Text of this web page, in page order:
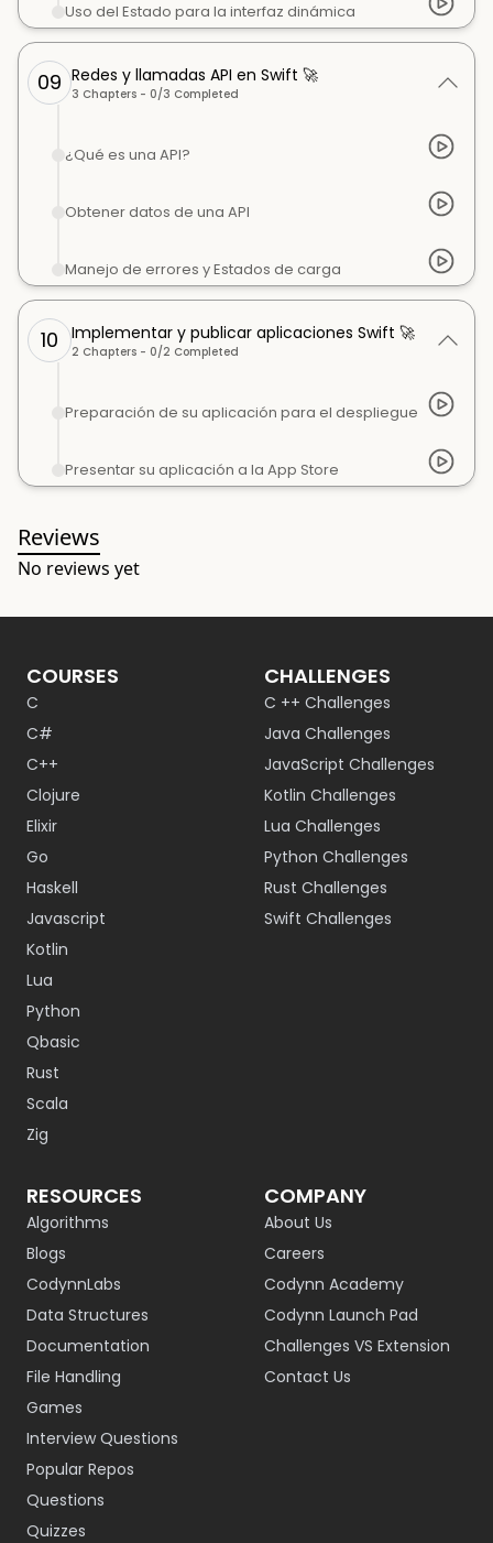
Uso del Estado para la interfaz dinámica
09 Redes y llamadas API en Swift 🚀
3 Chapters - 0/3 Completed
¿Qué es una API?
Obtener datos de una API
Manejo de errores y Estados de carga
10 Implementar y publicar aplicaciones Swift 🚀
2 Chapters - 0/2 Completed
Preparación de su aplicación para el despliegue
Presentar su aplicación a la App Store
Reviews
No reviews yet
COURSES
C
C#
C++
Clojure
Elixir
Go
Haskell
Javascript
Kotlin
Lua
Python
Qbasic
Rust
Scala
Zig
CHALLENGES
C ++ Challenges
Java Challenges
JavaScript Challenges
Kotlin Challenges
Lua Challenges
Python Challenges
Rust Challenges
Swift Challenges
RESOURCES
Algorithms
Blogs
CodynnLabs
Data Structures
Documentation
File Handling
Games
Interview Questions
Popular Repos
Questions
Quizzes
COMPANY
About Us
Careers
Codynn Academy
Codynn Launch Pad
Challenges VS Extension
Contact Us